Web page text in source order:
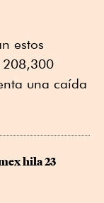
estos
208,300
una caída
hila 23